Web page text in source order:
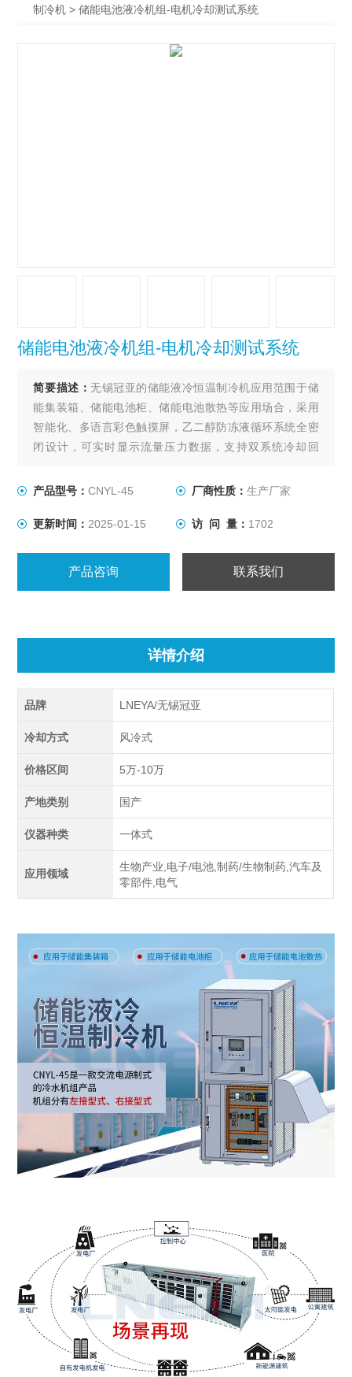
制冷机 > 储能电池液冷机组-电机冷却测试系统
储能电池液冷机组-电机冷却测试系统
简要描述：无锡冠亚的储能液冷恒温制冷机应用范围于储
能集装箱、储能电池柜、储能电池散热等应用场合，采用
智能化、多语言彩色触摸屏，乙二醇防冻液循环系统全密
闭设计，可实时显示流量压力数据，支持双系统冷却回
产品型号：CNYL-45 厂商性质： 生产厂家
更新时间： 2025-01-15 访 问 量： 1702
产品咨询 联系我们
详情介绍
品牌 LNEYA/无锡冠亚
冷却方式 风冷式
价格区间 5万-10万
产地类别 国产
仪器种类 一体式
应用领域
生物产业,电子/电池,制药/生物制药,汽车及
零部件,电气